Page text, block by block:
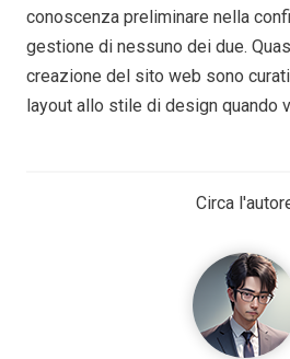
conoscenza preliminare nella
gestione di nessuno dei due.
creazione del sito web sono
layout allo stile di design quando
Circa